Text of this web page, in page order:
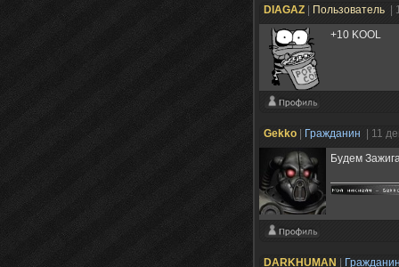
DIAGAZ Пользователь
|
+10 KOOL
Gekko Гражданин
| 11
Будем
DARKHUMAN